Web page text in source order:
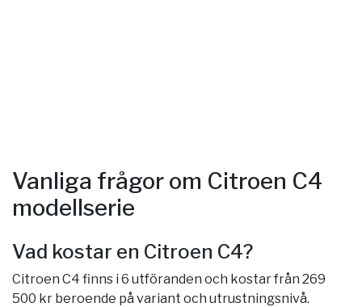
Vanliga frågor om Citroen C4
modellserie
Vad kostar en Citroen C4?
Citroen C4 finns i 6 utföranden och kostar från 269
500 kr beroende på variant och utrustningsnivå.